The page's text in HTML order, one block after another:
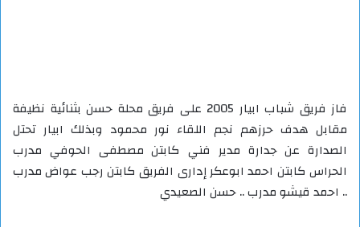
فاز فريق شباب ابيار 2005 على فريق محلة حسن بثنائية نظيفة
مقابل هدف حرزهم نجم اللقاء نور محمود وبذلك ابيار تحتل
الصدارة عن جدارة مدير فني كابتن مصطفى الحوفي مدرب
الحراس كابتن احمد ابوعكر إدارى الفريق كابتن رجب عواض مدرب
.. احمد قيشو مدرب .. حسن الصعيدي